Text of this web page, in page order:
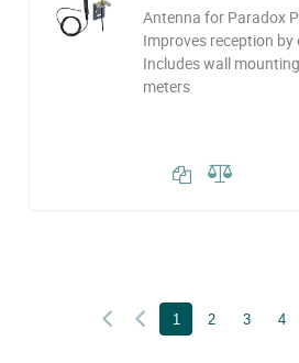
Antenna for Paradox
Improves reception
Includes wall
meters
1 2 3 4